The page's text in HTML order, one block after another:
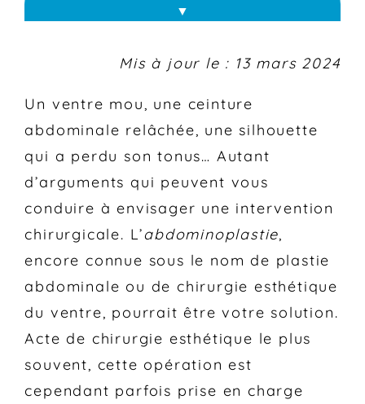
Mis à jour le : 13 mars 2024
Un ventre mou, une ceinture
abdominale relâchée, une silhouette
qui a perdu son tonus… Autant
d’arguments qui peuvent vous
conduire à envisager une intervention
chirurgicale. L’abdominoplastie,
encore connue sous le nom de plastie
abdominale ou de chirurgie esthétique
du ventre, pourrait être votre solution.
Acte de chirurgie esthétique le plus
souvent, cette opération est
cependant parfois prise en charge